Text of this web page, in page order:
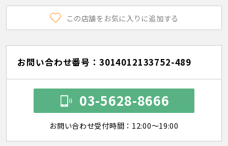
この店舗をお気に入りに追加する
お問い合わせ番号：3014012133752-489
03-5628-8666
お問い合わせ受付時間：12:00～19:00